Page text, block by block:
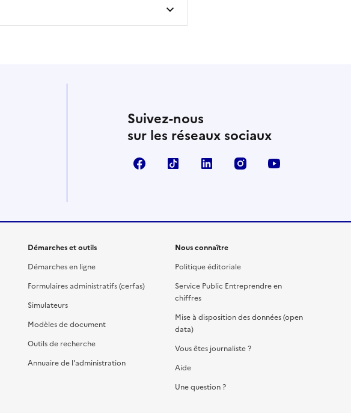
Suivez-nous
sur les réseaux sociaux
FacebookTikTok Linkedin Instagram
Démarches et outils
Démarches en ligne
Formulaires administratifs (cerfas)
Simulateurs
Modèles de document
Outils de recherche
Annuaire de l'administration
Nous connaître
Politique éditoriale
Service Public Entreprendre en
chiffres
Mise à disposition des données (open
data)
Vous êtes journaliste ?
Aide
Une question ?